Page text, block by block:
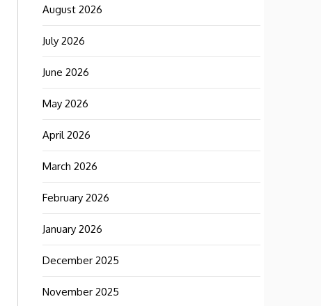
August 2026
July 2026
June 2026
May 2026
April 2026
March 2026
February 2026
January 2026
December 2025
November 2025